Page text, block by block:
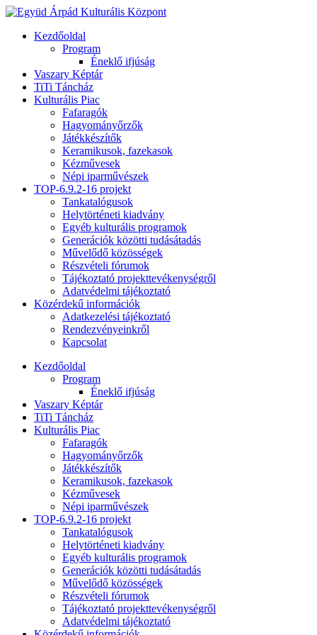
Kezdőoldal
Program
Éneklő ifjúság
Vaszary Képtár
TiTi Táncház
Kulturális Piac
Fafaragók
Hagyományőrzők
Játékkészítők
Keramikusok, fazekasok
Kézművesek
Népi iparművészek
TOP-6.9.2-16 projekt
Tankatalógusok
Helytörténeti kiadvány
Egyéb kulturális programok
Generációk közötti tudásátadás
Művelődő közösségek
Részvételi fórumok
Tájékoztató projekttevékenységről
Adatvédelmi tájékoztató
Közérdekű információk
Adatkezelési tájékoztató
Rendezvényeinkről
Kapcsolat
Kezdőoldal
Program
Éneklő ifjúság
Vaszary Képtár
TiTi Táncház
Kulturális Piac
Fafaragók
Hagyományőrzők
Játékkészítők
Keramikusok, fazekasok
Kézművesek
Népi iparművészek
TOP-6.9.2-16 projekt
Tankatalógusok
Helytörténeti kiadvány
Egyéb kulturális programok
Generációk közötti tudásátadás
Művelődő közösségek
Részvételi fórumok
Tájékoztató projekttevékenységről
Adatvédelmi tájékoztató